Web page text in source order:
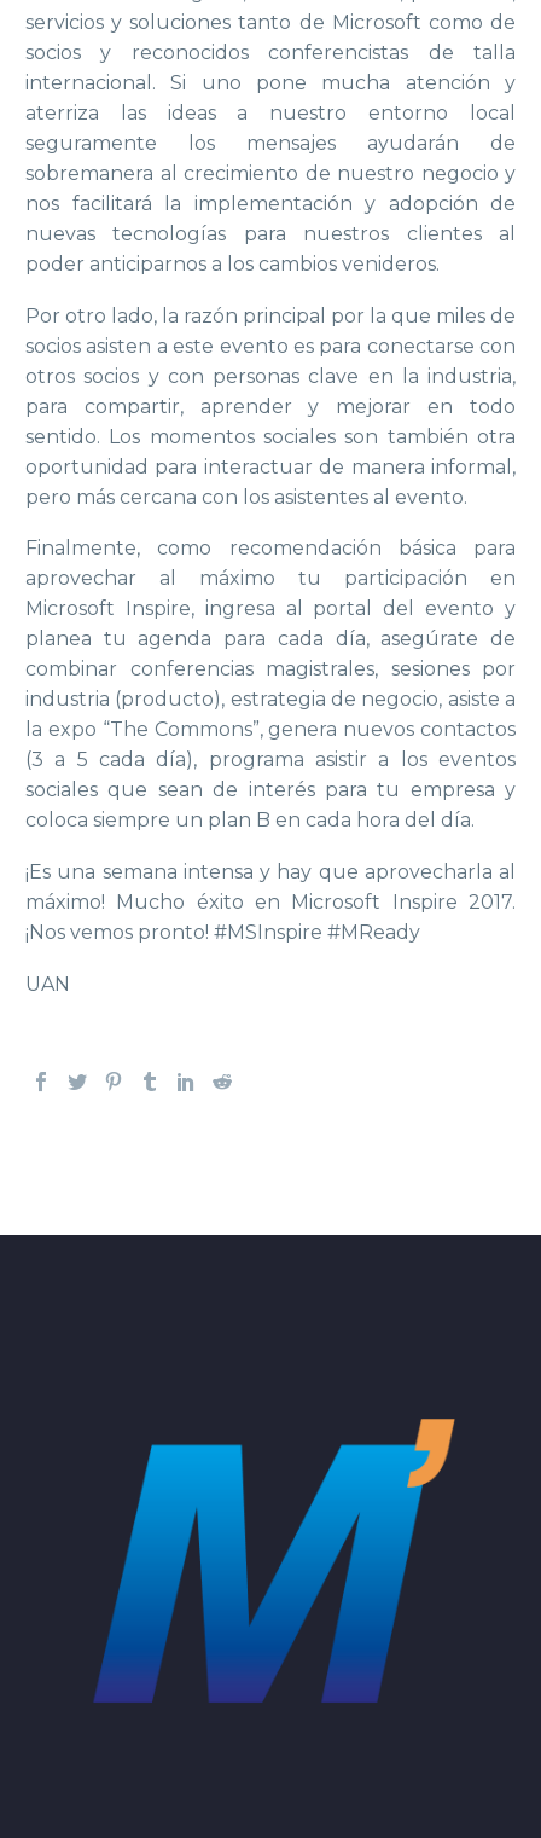
servicios y soluciones tanto de Microsoft como de
socios y reconocidos conferencistas de talla
internacional. Si uno pone mucha atención y
aterriza las ideas a nuestro entorno local
seguramente los mensajes ayudarán de
sobremanera al crecimiento de nuestro negocio y
nos facilitará la implementación y adopción de
nuevas tecnologías para nuestros clientes al
poder anticiparnos a los cambios venideros.
Por otro lado, la razón principal por la que miles de
socios asisten a este evento es para conectarse con
otros socios y con personas clave en la industria,
para compartir, aprender y mejorar en todo
sentido. Los momentos sociales son también otra
oportunidad para interactuar de manera informal,
pero más cercana con los asistentes al evento.
Finalmente, como recomendación básica para
aprovechar al máximo tu participación en
Microsoft Inspire, ingresa al portal del evento y
planea tu agenda para cada día, asegúrate de
combinar conferencias magistrales, sesiones por
industria (producto), estrategia de negocio, asiste a
la expo “The Commons”, genera nuevos contactos
(3 a 5 cada día), programa asistir a los eventos
sociales que sean de interés para tu empresa y
coloca siempre un plan B en cada hora del día.
¡Es una semana intensa y hay que aprovecharla al
máximo! Mucho éxito en Microsoft Inspire 2017.
¡Nos vemos pronto! #MSInspire #MReady
UAN